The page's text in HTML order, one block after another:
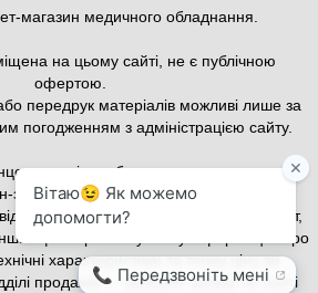
магазин медичного обладнання.
на цьому сайті, не є публічною
офертою.
передрук матеріалів можливі лише за
погодженням з адміністрацією сайту.
вартість обладнання, витратних
захисного та медичного одягу може
конфігурації, актуального курсу валют,
факторів. Актуальну інформацію про
характеристики та точну ціну ви
продажів — залиште заявку на сайті